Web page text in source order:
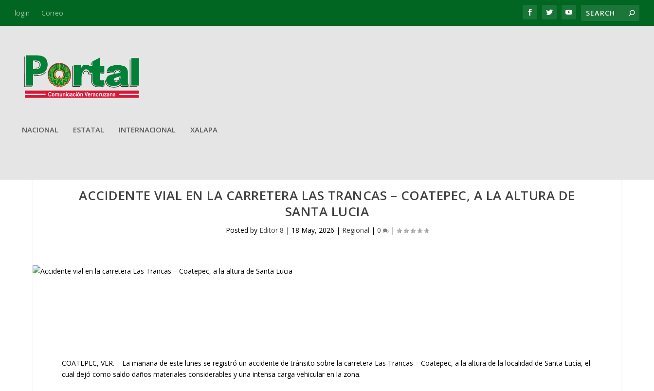
login Correo
NACIONAL ESTATAL INTERNACIONAL XALAPA
ACCIDENTE VIAL EN LA CARRETERA LAS TRANCAS – COATEPEC, A LA ALTURA DE
SANTA LUCIA
Posted by Editor 8 | 18 May, 2026 | Regional | 0 |
COATEPEC, VER. – La mañana de este lunes se registró un accidente de tránsito sobre la carretera Las Trancas – Coatepec, a la altura de la localidad de Santa Lucía, el
cual dejó como saldo daños materiales considerables y una intensa carga vehicular en la zona.